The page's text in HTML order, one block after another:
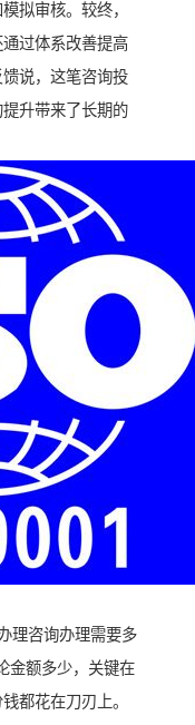
拟审核。较终，
过体系改善提高
馈说，这笔咨询投
升带来了长期的
理咨询办理需要多
金额多少，关键在
都花在刀刃上。